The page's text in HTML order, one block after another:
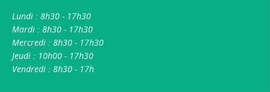
Lundi : 8h30 - 17h30
Mardi : 8h30 - 17h30
Mercredi : 8h30 - 17h30
Jeudi : 10h00 - 17h30
Vendredi : 8h30 - 17h